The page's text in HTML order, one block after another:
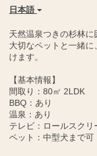
日本語
天然温泉つきの杉林
大切なペットと一緒
けます。
【基本情報】
間取り：80㎡ 2LDK
BBQ：あり
温泉：あり
テレビ：ロールスクリ
ペット：中型犬まで可